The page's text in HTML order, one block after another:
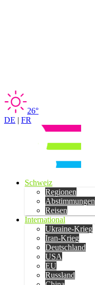
26°
DE | FR
Schweiz
Regionen
Abstimmungen
Reisen
International
Ukraine-Krieg
Iran-Krieg
Deutschland
USA
EU
Russland